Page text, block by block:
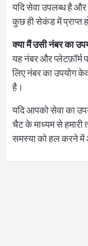
यदि सेवा उपलब्ध है
कुछ ही सेकंड में प्राप्त
क्या मैं उसी नंबर का
यह नंबर और प्लेटफ़ॉर्म
लिए नंबर का उपयोग
है।
यदि आपको सेवा का
चैट के माध्यम से हमारी
समस्या को हल करने में